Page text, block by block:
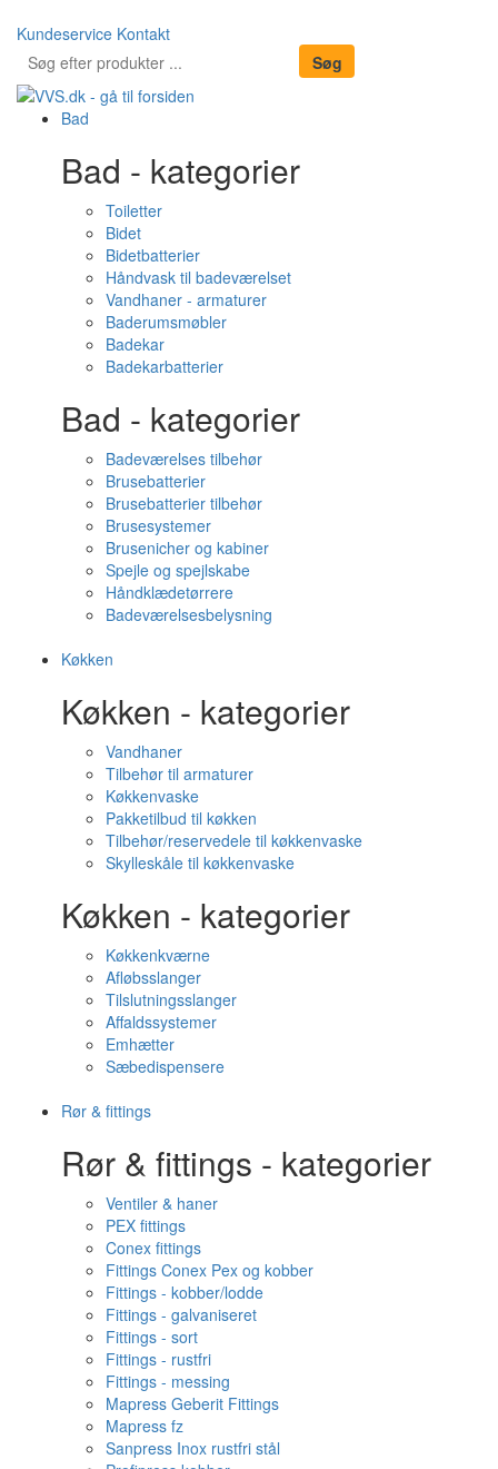
Kundeservice Kontakt
Bad
Bad - kategorier
Toiletter
Bidet
Bidetbatterier
Håndvask til badeværelset
Vandhaner - armaturer
Baderumsmøbler
Badekar
Badekarbatterier
Bad - kategorier
Badeværelses tilbehør
Brusebatterier
Brusebatterier tilbehør
Brusesystemer
Brusenicher og kabiner
Spejle og spejlskabe
Håndklædetørrere
Badeværelsesbelysning
Køkken
Køkken - kategorier
Vandhaner
Tilbehør til armaturer
Køkkenvaske
Pakketilbud til køkken
Tilbehør/reservedele til køkkenvaske
Skylleskåle til køkkenvaske
Køkken - kategorier
Køkkenkværne
Afløbsslanger
Tilslutningsslanger
Affaldssystemer
Emhætter
Sæbedispensere
Rør & fittings
Rør & fittings - kategorier
Ventiler & haner
PEX fittings
Conex fittings
Fittings Conex Pex og kobber
Fittings - kobber/lodde
Fittings - galvaniseret
Fittings - sort
Fittings - rustfri
Fittings - messing
Mapress Geberit Fittings
Mapress fz
Sanpress Inox rustfri stål